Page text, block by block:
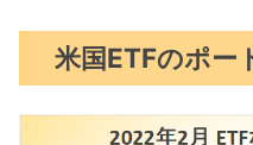
米国ETFのポー